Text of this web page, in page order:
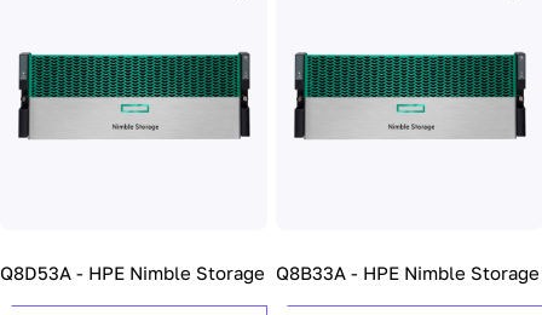
Q8D53A - HPE Nimble Storage Q8B33A - HPE Nimble Storage